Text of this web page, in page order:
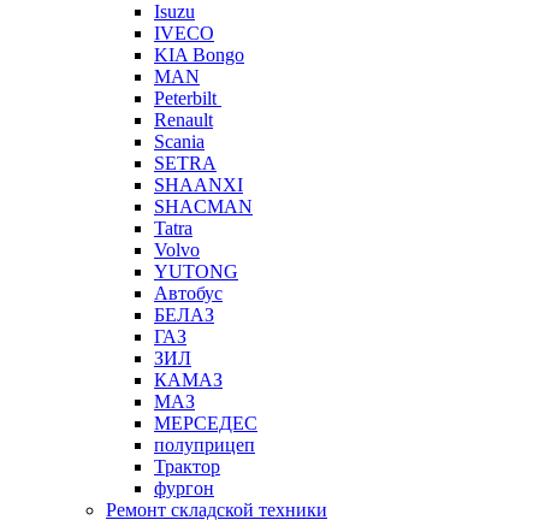
Isuzu
IVECO
KIA Bongo
MAN
Peterbilt
Renault
Scania
SETRA
SHAANXI
SHACMAN
Tatra
Volvo
YUTONG
Автобус
БЕЛАЗ
ГАЗ
ЗИЛ
КАМАЗ
МАЗ
МЕРСЕДЕС
полуприцеп
Трактор
фургон
Ремонт складской техники